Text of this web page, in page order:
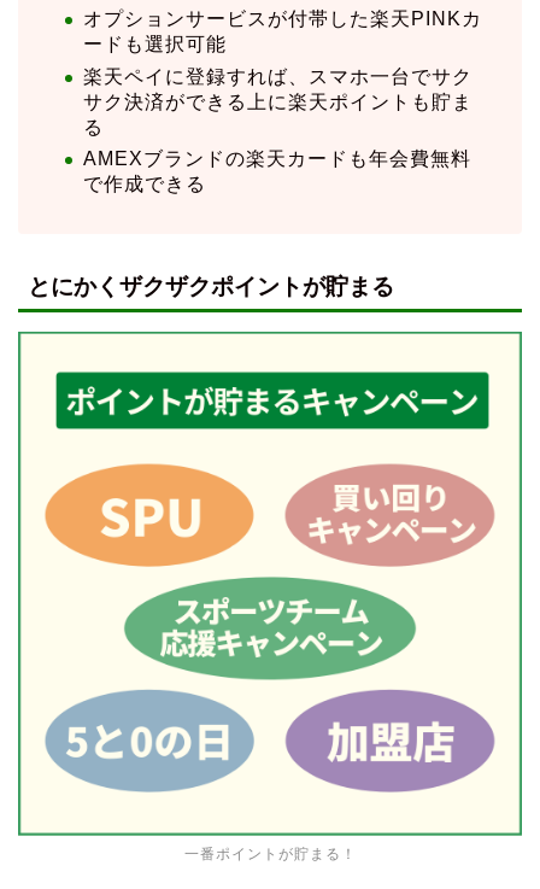
オプションサービスが付帯した楽天PINKカ
ードも選択可能
楽天ペイに登録すれば、スマホ一台でサク
サク決済ができる上に楽天ポイントも貯ま
る
AMEXブランドの楽天カードも年会費無料
で作成できる
とにかくザクザクポイントが貯まる
一番ポイントが貯まる！